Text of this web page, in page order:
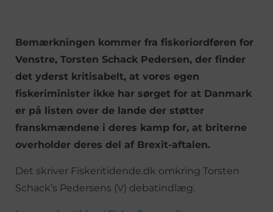
Bemærkningen kommer fra fiskeriordføren for
Venstre, Torsten Schack Pedersen, der finder
det yderst kritisabelt, at vores egen
fiskeriminister ikke har sørget for at Danmark
er på listen over de lande der støtter
franskmændene i deres kamp for, at briterne
overholder deres del af Brexit-aftalen.
Det skriver Fiskeritidende.dk omkring Torsten
Schack’s Pedersens (V) debatindlæg.